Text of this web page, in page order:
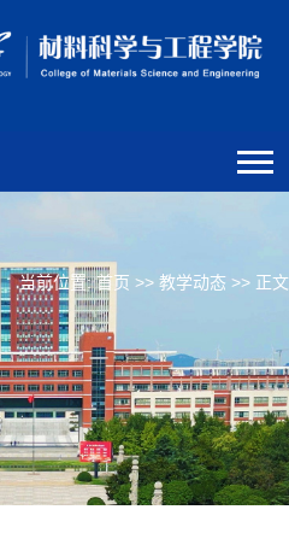
当前位置:首页 >> 教学动态 >> 正文